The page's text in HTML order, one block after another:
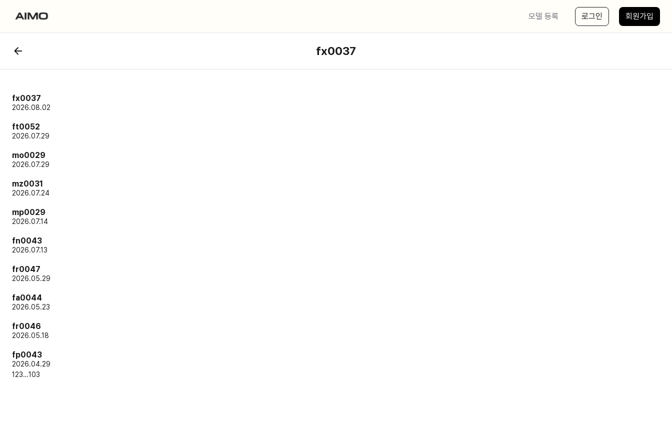
모델 등록 로그인 회원가입
fx0037
fx0037
2026.08.02
ft0052
2026.07.29
mo0029
2026.07.29
mz0031
2026.07.24
mp0029
2026.07.14
fn0043
2026.07.13
fr0047
2026.05.29
fa0044
2026.05.23
fr0046
2026.05.18
fp0043
2026.04.29
1 23…103